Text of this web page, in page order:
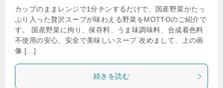
カップのままレンジで1分チンするだけで、国産野菜がたっ
ぷり入った贅沢スープが味わえる野菜をMOTTOのご紹介で
す。 国産野菜に拘り、保存料、うま味調味料、合成着色料
不使用の安心、安全で美味しいスープ 改めまして、上の画
像 […]
続きを読む